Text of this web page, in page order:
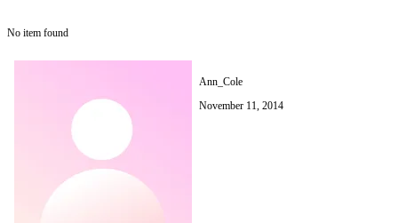
No item found
Ann_Cole
November 11, 2014